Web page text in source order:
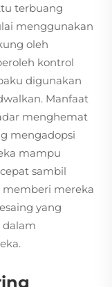
terbuang
menggunakan
oleh
kontrol
digunakan
Manfaat
menghemat
mengadopsi
mampu
sambil
memberi mereka
yang
dalam